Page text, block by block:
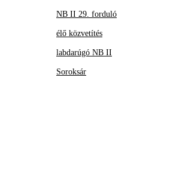
NB II 29. forduló
élő közvetítés
labdarúgó NB II
Soroksár